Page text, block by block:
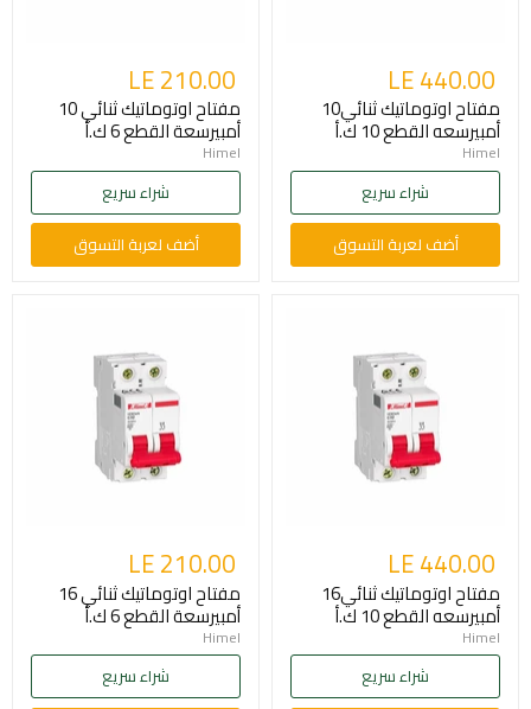
LE 440.00
مفتاح اوتوماتيك ثنائي10
أمبيرسعه القطع 10 ك.أ
Himel
شراء سريع
أضف لعربة التسوق
LE 210.00
مفتاح اوتوماتيك ثنائي 10
أمبيرسعة القطع 6 ك.أ
Himel
شراء سريع
أضف لعربة التسوق
LE 440.00
مفتاح اوتوماتيك ثنائي16
أمبيرسعه القطع 10 ك.أ
Himel
شراء سريع
LE 210.00
مفتاح اوتوماتيك ثنائي 16
أمبيرسعة القطع 6 ك.أ
Himel
شراء سريع